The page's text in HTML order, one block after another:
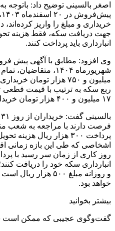
اصغر بالسینی توضیح داد: باتوجه
خریداری و مبلغ را واریز
جهت دریافت سکه، فقط هزینه
انبارداری باید پرداخت کنند.
میلیون و ۷۵۰ هزار تومان
۱۷ میلیون و ۴۰۰ هزار تومان خریداری شده است.
فرصت دارند با مراجعه به شعب
پرداخت ۳۰۰ هزار ریال
روز کاری از زمان سر رسید با
انبارداری سکه خود را دریافت
و روزانه مبلغ ۵۰۰
خواهد بود.
بیشتر بخوانید
گفت‌وگوی عجیبی که ممکن است